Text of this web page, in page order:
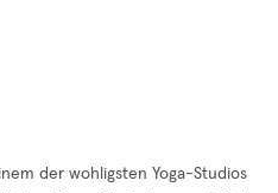
der wohligsten Yoga-Studios